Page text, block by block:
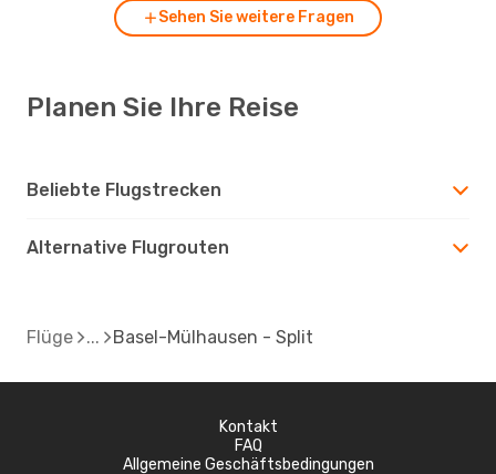
Sehen Sie weitere Fragen
Planen Sie Ihre Reise
Beliebte Flugstrecken
Alternative Flugrouten
Flüge Basel-Mülhausen - Split
Kontakt
FAQ
Allgemeine Geschäftsbedingungen